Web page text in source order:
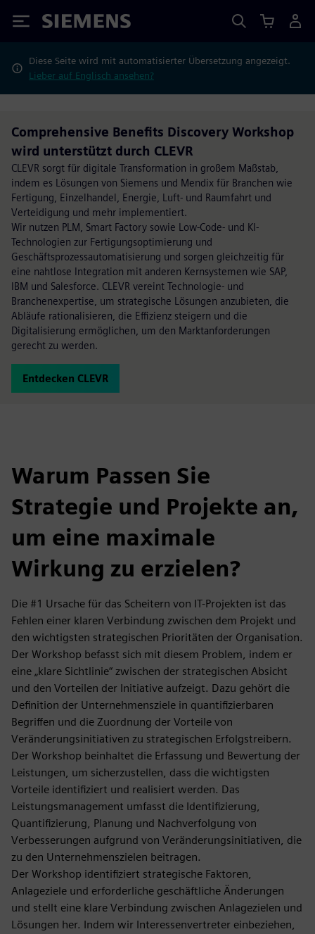
Siemens
Diese Seite wird mit automatisierter Übersetzung angezeigt.
Lieber auf Englisch ansehen?
Comprehensive Benefits Discovery Workshop
wird unterstützt durch CLEVR
CLEVR sorgt für digitale Transformation in großem Maßstab,
indem es Lösungen von Siemens und Mendix für Branchen wie
Fertigung, Einzelhandel, Energie, Luft- und Raumfahrt und
Verteidigung und mehr implementiert.
Wir nutzen PLM, Smart Factory sowie Low-Code- und KI-
Technologien zur Fertigungsoptimierung und
Geschäftsprozessautomatisierung und sorgen gleichzeitig für
eine nahtlose Integration mit anderen Kernsystemen wie SAP,
IBM und Salesforce. CLEVR vereint Technologie- und
Branchenexpertise, um strategische Lösungen anzubieten, die
Abläufe rationalisieren, die Effizienz steigern und die
Digitalisierung ermöglichen, um den Marktanforderungen
gerecht zu werden.
Entdecken CLEVR
Warum Passen Sie
Strategie und Projekte an,
um eine maximale
Wirkung zu erzielen?
Die #1 Ursache für das Scheitern von IT-Projekten ist das
Fehlen einer klaren Verbindung zwischen dem Projekt und
den wichtigsten strategischen Prioritäten der Organisation.
Der Workshop befasst sich mit diesem Problem, indem er
eine „klare Sichtlinie“ zwischen der strategischen Absicht
und den Vorteilen der Initiative aufzeigt. Dazu gehört die
Definition der Unternehmensziele in quantifizierbaren
Begriffen und die Zuordnung der Vorteile von
Veränderungsinitiativen zu strategischen Erfolgstreibern.
Der Workshop beinhaltet die Erfassung und Bewertung der
Leistungen, um sicherzustellen, dass die wichtigsten
Vorteile identifiziert und realisiert werden. Das
Leistungsmanagement umfasst die Identifizierung,
Quantifizierung, Planung und Nachverfolgung von
Verbesserungen aufgrund von Veränderungsinitiativen, die
zu den Unternehmenszielen beitragen.
Der Workshop identifiziert strategische Faktoren,
Anlageziele und erforderliche geschäftliche Änderungen
und stellt eine klare Verbindung zwischen Anlagezielen und
Lösungen her. Indem wir Interessenvertreter einbeziehen,